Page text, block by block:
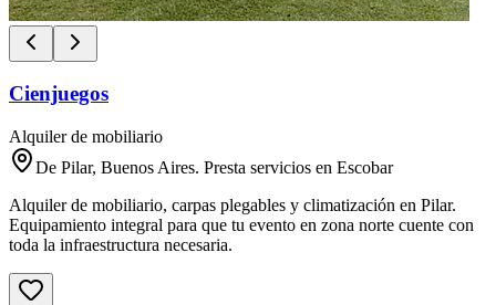
Cienjuegos
Alquiler de mobiliario
De Pilar, Buenos Aires. Presta servicios en Escobar
Alquiler de mobiliario, carpas plegables y climatización en Pilar.
Equipamiento integral para que tu evento en zona norte cuente con
toda la infraestructura necesaria.